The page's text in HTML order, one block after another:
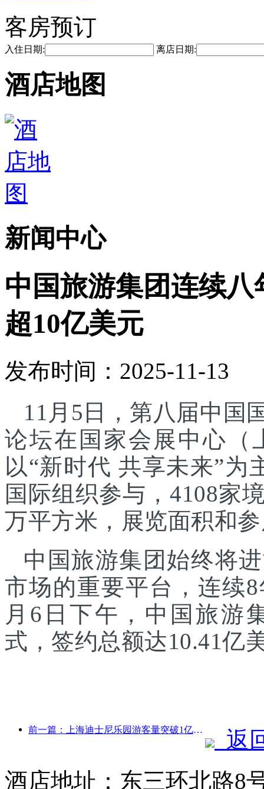
客房预订
入住日期: 离店日期:
酒店地图
新闻中心
中国旅游集团连续
超10亿美元
发布时间：2025-11-13
11月5日，第八届中国
论坛在国家会展中心（
以“新时代 共享未来”为
国际组织参与，4108家
万平方米，展览面积和
中国旅游集团始终将
市场的重要平台，连续
月6日下午，中国旅游
式，签约总额达10.41亿
前一篇：上海迪士尼乐园游客量突破1亿人次 将扩建第四座主题酒店
返
酒店地址：东三环北路8